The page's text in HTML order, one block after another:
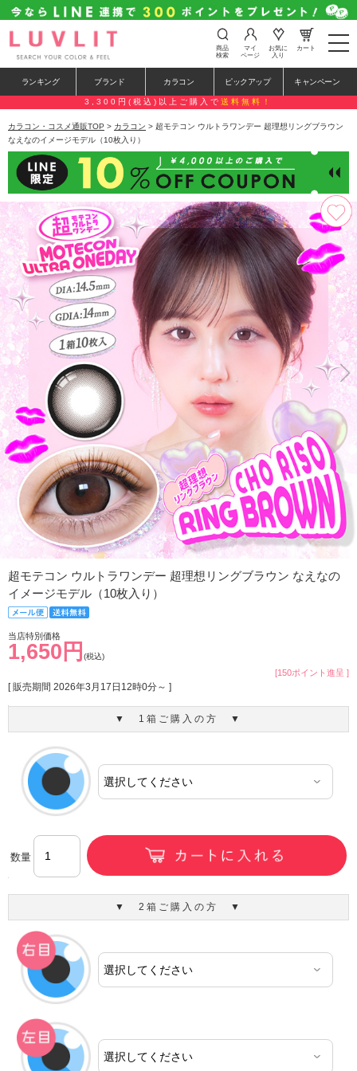
t
o
e
n
a
a
i
o
n
商品
検索
マイ
ページ
お気に
入り
カート
ランキング ブランド カラコン ピックアップ キャンペーン
3,300円(税込)以上ご購入で 送料無料！
カラコン・コスメ通販TOP > カラコン > 超モテコン ウルトラワンデー 超理想リングブラウン
なえなのイメージモデル（10枚入り）
超モテコン ウルトラワンデー 超理想リングブラウン なえなの
イメージモデル（10枚入り）
当店特別価格
1,650円 (税込)
[150ポイント進呈 ]
[ 販売期間 2026年3月17日12時0分～ ]
▼ 1箱ご購入の方 ▼
数量
▼ 2箱ご購入の方 ▼